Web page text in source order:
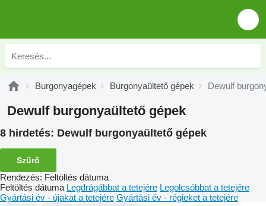
Burgonyagépek Burgonyaültető gépek Dewulf
Dewulf burgonyaültető gépek
8 hirdetés: Dewulf burgonyaültető gépek
Szűrő
Rendezés: Feltöltés dátuma
Feltöltés dátuma Legdrágábbat a tetejére Legolcsóbbat a tetejére
Gyártási év - újakat a tetejére Gyártási év - régieket a tetejére